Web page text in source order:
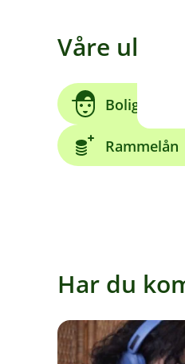
Våre ulike
Boliglån for
Rammelån
Har du